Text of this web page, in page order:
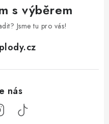
s výběrem
Jsme tu pro vás!